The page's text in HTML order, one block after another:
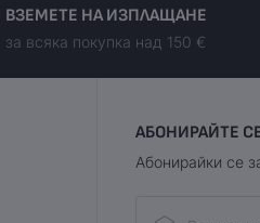
ВЗЕМЕТЕ НА ИЗПЛАЩАНЕ
за всяка покупка над 150 €
АБОНИРАЙТЕ
Абонирайки се